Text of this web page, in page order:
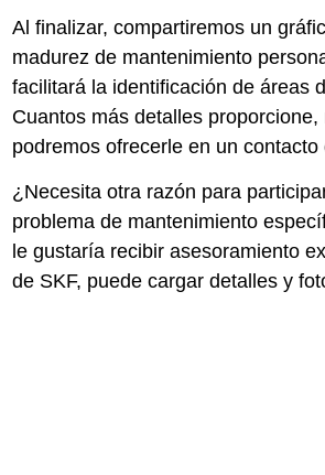
Al finalizar, compartiremos un
madurez de mantenimiento
facilitará la identificación de áreas
Cuantos más detalles proporcione,
podremos ofrecerle en un contacto
¿Necesita otra razón para
problema de mantenimiento
le gustaría recibir asesoramiento
de SKF, puede cargar detalles y